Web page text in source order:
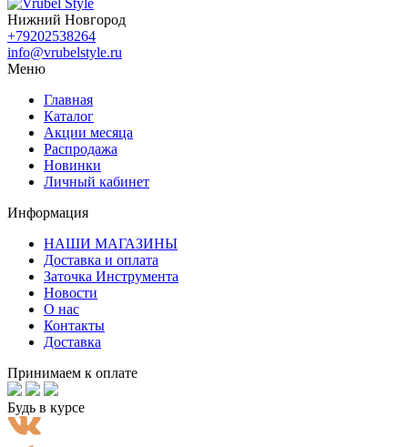
Нижний Новгород
+79202538264
info@vrubelstyle.ru
Меню
Главная
Каталог
Акции месяца
Распродажа
Новинки
Личный кабинет
Информация
НАШИ МАГАЗИНЫ
Доставка и оплата
Заточка Инструмента
Новости
О нас
Контакты
Доставка
Принимаем к оплате
Будь в курсе